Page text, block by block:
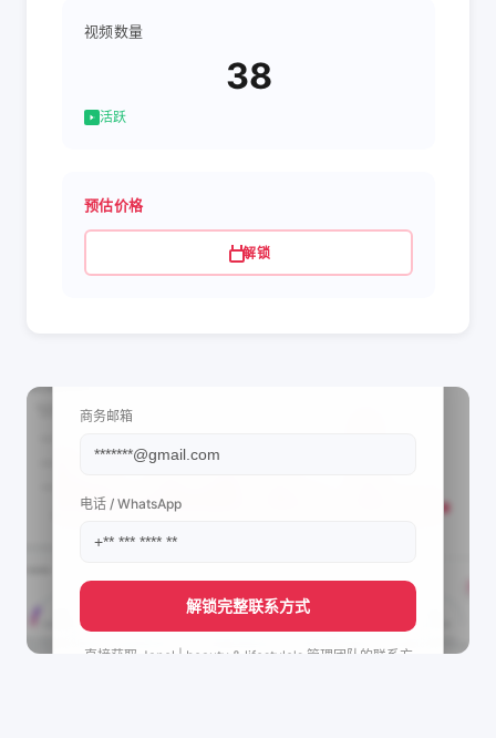
视频数量
38
活跃
预估价格
解锁
商务邮箱
电话 / WhatsApp
解锁完整联系方式
直接获取 Janel | beauty & lifestyle's 管理团队的联系方